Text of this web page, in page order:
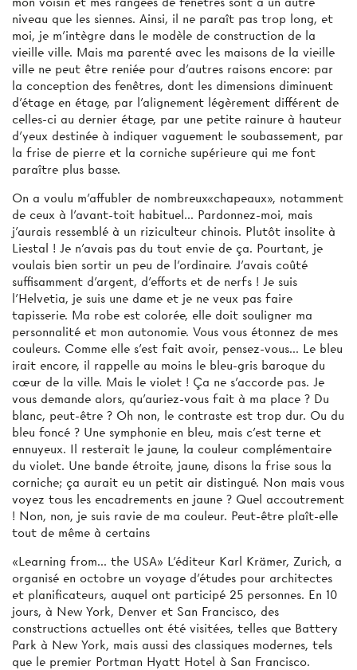
niveau que les siennes. Ainsi, il ne paraît pas trop long, et
moi, je m'intègre dans le modèle de construction de la
vieille ville. Mais ma parenté avec les maisons de la vieille
ville ne peut être reniée pour d'autres raisons encore: par
la conception des fenêtres, dont les dimensions diminuent
d'étage en étage, par l'alignement légèrement différent de
celles-ci au dernier étage, par une petite rainure à hauteur
d'yeux destinée à indiquer vaguement le soubassement, par
la frise de pierre et la corniche supérieure qui me font
paraître plus basse.
On a voulu m'affubler de nombreux«chapeaux», notamment
de ceux à l'avant-toit habituel... Pardonnez-moi, mais
j'aurais ressemblé à un riziculteur chinois. Plutôt insolite à
Liestal ! Je n’avais pas du tout envie de ça. Pourtant, je
voulais bien sortir un peu de l'ordinaire. J’avais coûté
suffisamment d'argent, d'efforts et de nerfs ! Je suis
l'Helvetia, je suis une dame et je ne veux pas faire
tapisserie. Ma robe est colorée, elle doit souligner ma
personnalité et mon autonomie. Vous vous étonnez de mes
couleurs. Comme elle s'est fait avoir, pensez-vous... Le bleu
irait encore, il rappelle au moins le bleu-gris baroque du
cœur de la ville. Mais le violet ! Ça ne s'accorde pas. Je
vous demande alors, qu'auriez-vous fait à ma place ? Du
blanc, peut-être ? Oh non, le contraste est trop dur. Ou du
bleu foncé ? Une symphonie en bleu, mais c'est terne et
ennuyeux. Il resterait le jaune, la couleur complémentaire
du violet. Une bande étroite, jaune, disons la frise sous la
corniche; ça aurait eu un petit air distingué. Non mais vous
voyez tous les encadrements en jaune ? Quel accoutrement
! Non, non, je suis ravie de ma couleur. Peut-être plaît-elle
tout de même à certains
«Learning from... the USA» L'éditeur Karl Krämer, Zurich, a
organisé en octobre un voyage d’études pour architectes
et planificateurs, auquel ont participé 25 personnes. En 10
jours, à New York, Denver et San Francisco, des
constructions actuelles ont été visitées, telles que Battery
Park à New York, mais aussi des classiques modernes, tels
que le premier Portman Hyatt Hotel à San Francisco.